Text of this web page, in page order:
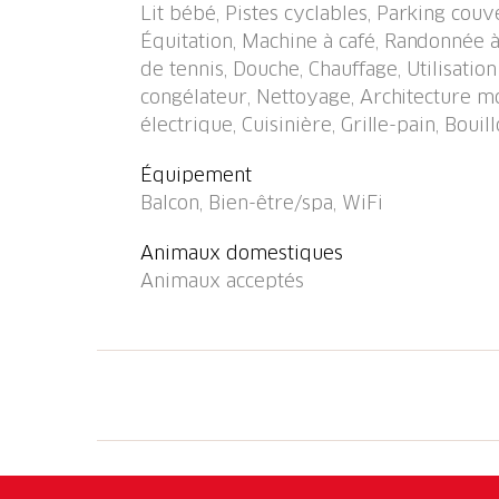
km, piscine 1.1 km, piscine couverte 1.1
(9 trous) 1.2 km, tennis 650 m, golf
enfants 400 m. Attractions à proximité:
Outlet Foxtown, Mendrisio, Madonna del
Castelli di Bellinzona. Les domaines
Bosco Gurin. Les lacs connus sont
Lugano, Lago di Orta (IT). Région de
Onsernone, Centovalli. Veuillez noter: la
appartements sont également proposés à
propriété référencée CH6600.60 est située
Lit bébé, Pistes cyclables, Parking
Équitation, Machine à café,
de tennis, Douche, Chauffage,
congélateur, Nettoyage, Architecture
électrique, Cuisinière, Grille-pain,
Équipement
Balcon, Bien-être/spa, WiFi
Animaux domestiques
Animaux acceptés